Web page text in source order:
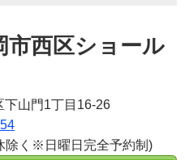
市西区ショール
下山門1丁目16-26
除く※日曜日完全予約制)